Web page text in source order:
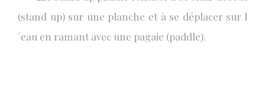
(stand up) sur une planche et à se déplacer sur l
´eau en ramant avec une pagaie (paddle).